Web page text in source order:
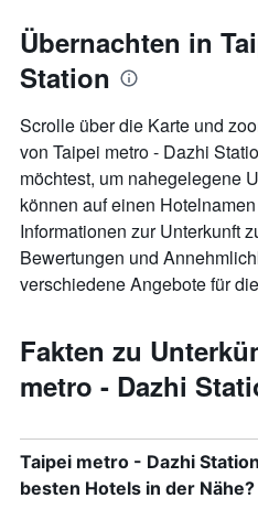
Übernachten in
Station
Scrolle über die Karte und
von Taipei metro - Dazhi
möchtest, um nahegelegene
können auf einen
Informationen zur Unterkunft
Bewertungen und
verschiedene Angebote für
Fakten zu
metro - Dazhi
Taipei metro - Dazhi
besten Hotels in der Nähe?